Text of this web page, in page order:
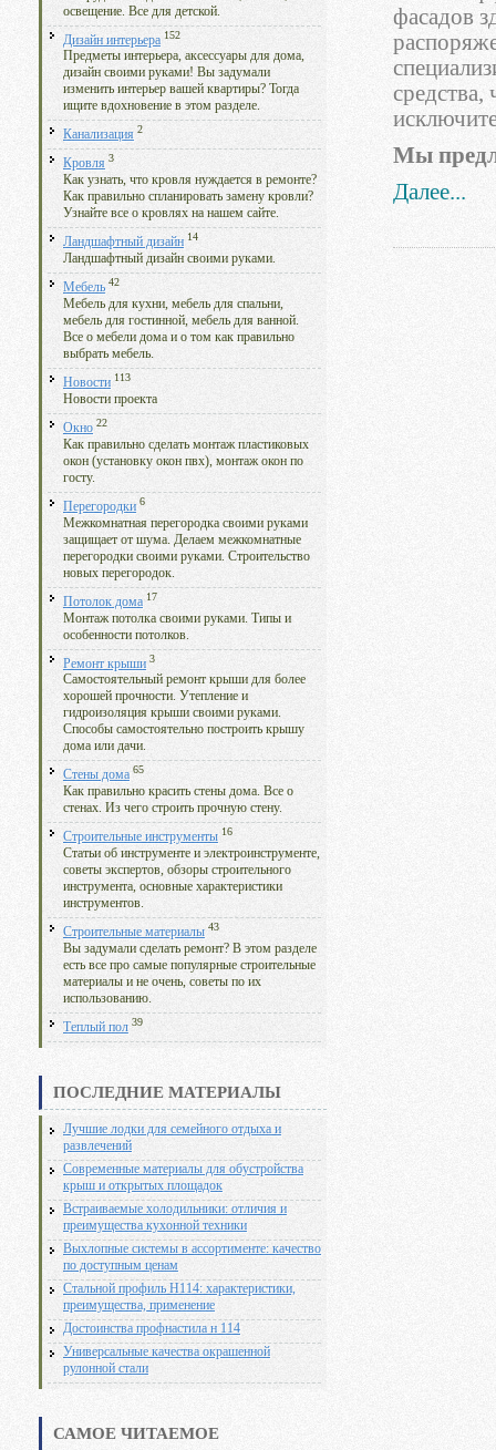
освещение. Все для детской.
Дизайн интерьера 152
Предметы интерьера, аксессуары для дома,
дизайн своими руками! Вы задумали
изменить интерьер вашей квартиры? Тогда
ищите вдохновение в этом разделе.
Канализация 2
Кровля 3
Как узнать, что кровля нуждается в ремонте?
Как правильно спланировать замену кровли?
Узнайте все о кровлях на нашем сайте.
Ландшафтный дизайн 14
Ландшафтный дизайн своими руками.
Мебель 42
Мебель для кухни, мебель для спальни,
мебель для гостинной, мебель для ванной.
Все о мебели дома и о том как правильно
выбрать мебель.
Новости 113
Новости проекта
Окно 22
Как правильно сделать монтаж пластиковых
окон (установку окон пвх), монтаж окон по
госту.
Перегородки 6
Межкомнатная перегородка своими руками
защищает от шума. Делаем межкомнатные
перегородки своими руками. Строительство
новых перегородок.
Потолок дома 17
Монтаж потолка своими руками. Типы и
особенности потолков.
Ремонт крыши 3
Самостоятельный ремонт крыши для более
хорошей прочности. Утепление и
гидроизоляция крыши своими руками.
Способы самостоятельно построить крышу
дома или дачи.
Стены дома 65
Как правильно красить стены дома. Все о
стенах. Из чего строить прочную стену.
Строительные инструменты 16
Статьи об инструменте и электроинструменте,
советы экспертов, обзоры строительного
инструмента, основные характеристики
инструментов.
Строительные материалы 43
Вы задумали сделать ремонт? В этом разделе
есть все про самые популярные строительные
материалы и не очень, советы по их
использованию.
Теплый пол 39
ПОСЛЕДНИЕ МАТЕРИАЛЫ
Лучшие лодки для семейного отдыха и
развлечений
Современные материалы для обустройства
крыш и открытых площадок
Встраиваемые холодильники: отличия и
преимущества кухонной техники
Выхлопные системы в ассортименте: качество
по доступным ценам
Стальной профиль Н114: характеристики,
преимущества, применение
Достоинства профнастила н 114
Универсальные качества окрашенной
рулонной стали
САМОЕ ЧИТАЕМОЕ
фасадов
средства,
Мы
Далее...